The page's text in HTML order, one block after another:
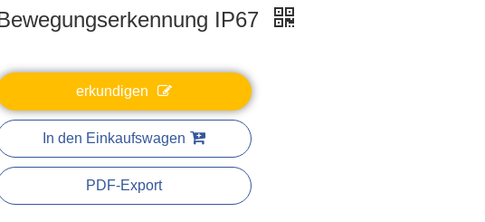
IP67
erkundigen
In den Einkaufswagen
PDF-Export